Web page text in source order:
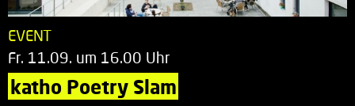
EVENT
Fr. 11.09. um 16.00 Uhr
katho Poetry Slam